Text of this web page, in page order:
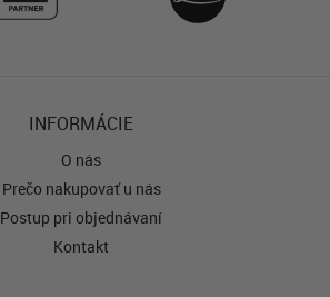
INFORMÁCIE
O nás
Prečo nakupovať u nás
Postup pri objednávaní
Kontakt